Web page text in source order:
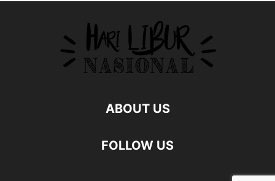
ABOUT US
FOLLOW US